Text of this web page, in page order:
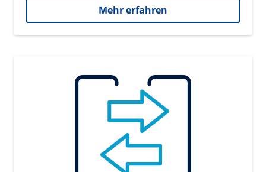
Mehr erfahren